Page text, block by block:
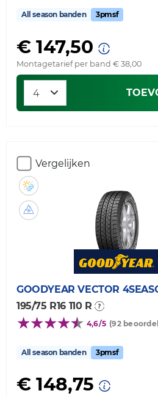
All season banden 3pmsf
€ 147,50
Montagetarief per band € 38,00
Vergelijken
GOODYEAR VECTOR
195/75 R16 110 R
4,6/5 (92
All season banden 3pmsf
€ 148,75